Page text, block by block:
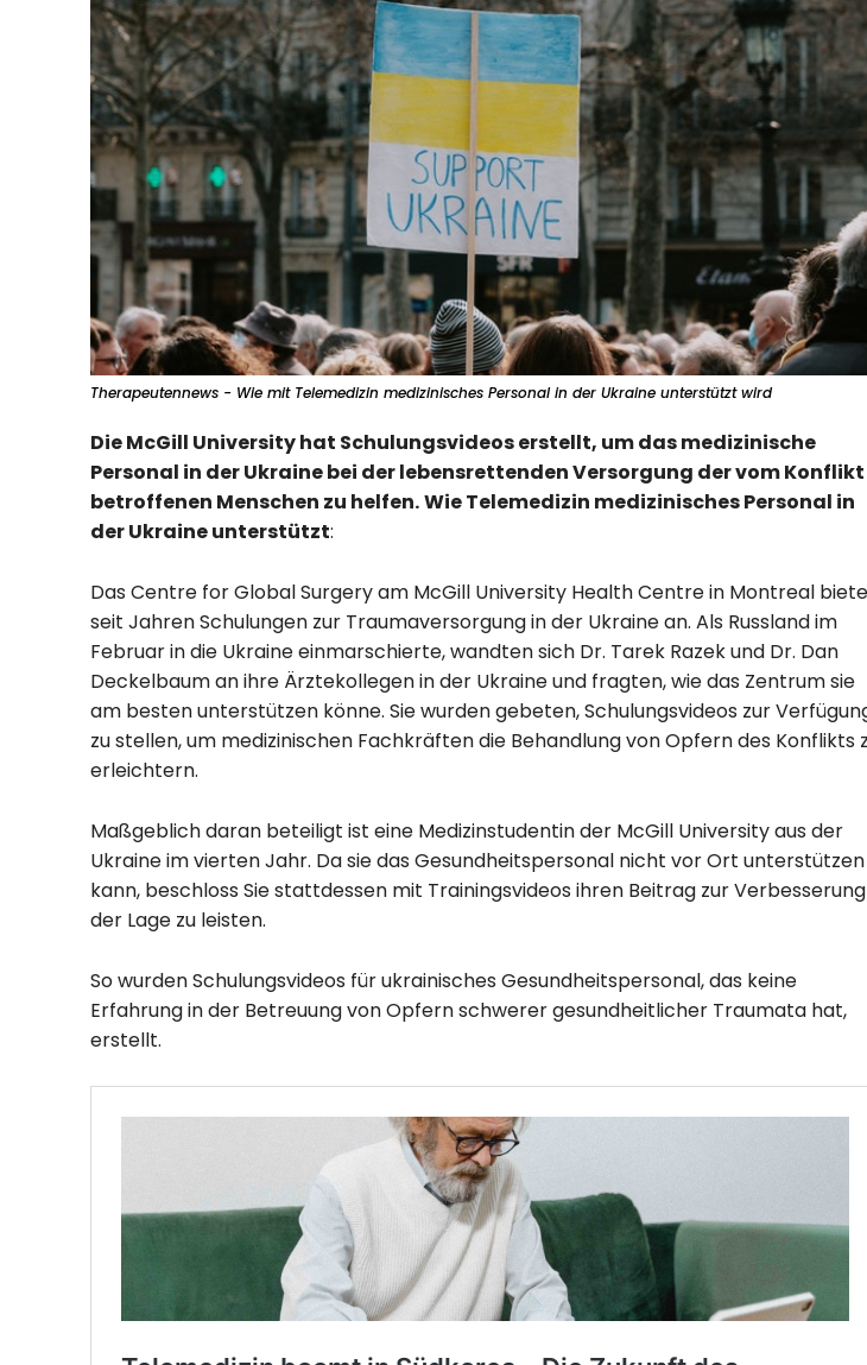
Therapeutennews - Wie mit Telemedizin medizinisches Personal in der Ukraine unterstützt wird
Die McGill University hat Schulungsvideos erstellt, um das medizinische
Personal in der Ukraine bei der lebensrettenden Versorgung der vom Konflikt
betroffenen Menschen zu helfen.Wie Telemedizin medizinisches Personal in
der Ukraine unterstützt:
Das Centre for Global Surgery am McGill University Health Centre in Montreal
seit Jahren Schulungen zur Traumaversorgung in der Ukraine an. Als Russland im
Februar in die Ukraine einmarschierte, wandten sich Dr. Tarek Razek und Dr. Dan
Deckelbaum an ihre Ärztekollegen in der Ukraine und fragten, wie das Zentrum sie
am besten unterstützen könne. Sie wurden gebeten, Schulungsvideos zur
zu stellen, um medizinischen Fachkräften die Behandlung von Opfern des Konflikts
erleichtern.
Maßgeblich daran beteiligt ist eine Medizinstudentin der McGill University aus der
Ukraine im vierten Jahr. Da sie das Gesundheitspersonal nicht vor Ort unterstützen
kann, beschloss Sie stattdessen mit Trainingsvideos ihren Beitrag zur Verbesserung
der Lage zu leisten.
So wurden Schulungsvideos für ukrainisches Gesundheitspersonal, das keine
Erfahrung in der Betreuung von Opfern schwerer gesundheitlicher Traumata hat,
erstellt.